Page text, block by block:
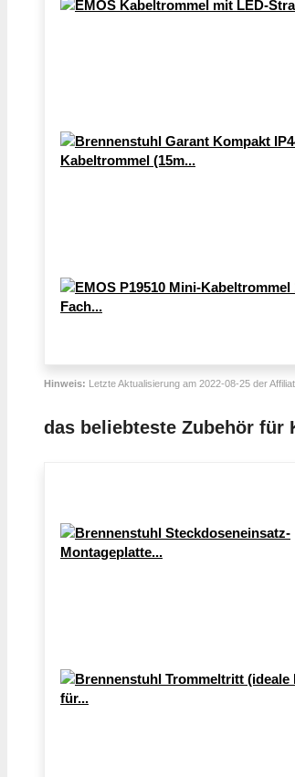
Hinweis: Letzte Aktualisierung am 2022-08-25 der
das beliebteste Zubehör für